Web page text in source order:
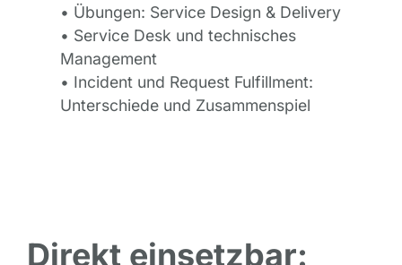
• Übungen: Service Design & Delivery
• Service Desk und technisches
Management
• Incident und Request Fulfillment:
Unterschiede und Zusammenspiel
Direkt einsetzbar: